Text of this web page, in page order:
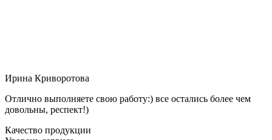
Ирина Криворотова
Отлично выполняете свою работу:) все остались более чем
довольны, респект!)
Качество продукции